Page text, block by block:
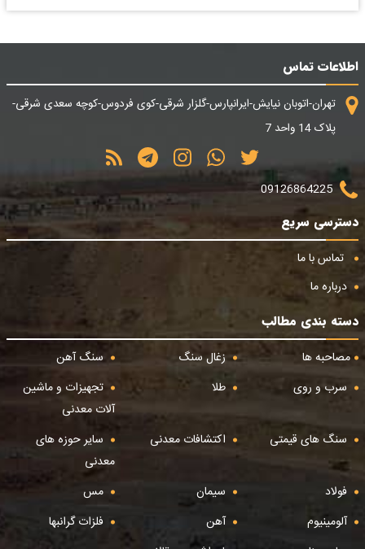
اطلاعات تماس
تهران-اتوبان نیایش-ایرانپارس-گلزار شرقی-کوی فردوس-کوچه سعدی شرقی-
پلاک 14 واحد 7
09126864225
دسترسی سریع
تماس با ما
درباره ما
دسته بندی مطالب
مصاحبه ها
زغال سنگ
سنگ آهن
سرب و روی
طلا
تجهیزات و ماشین
آلات معدنی
سنگ های قیمتی
اکتشافات معدنی
سایر حوزه های
معدنی
فولاد
سیمان
مس
آلومینیوم
آهن
فلزات گرانبها